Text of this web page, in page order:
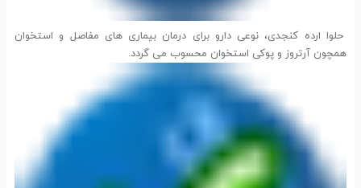
حلوا ارده کنجدی، نوعی دارو برای درمان بیماری های مفاصل و استخوان
همچون آرتروز و پوکی استخوان محسوب می گردد.